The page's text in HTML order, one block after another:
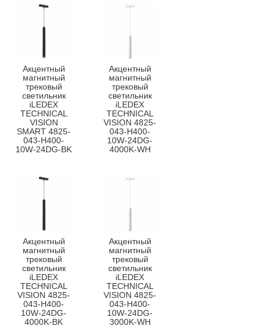
Акцентный
магнитный
трековый
светильник
iLEDEX
TECHNICAL
VISION
SMART 4825-
043-H400-
10W-24DG-BK
Акцентный
магнитный
трековый
светильник
iLEDEX
TECHNICAL
VISION 4825-
043-H400-
10W-24DG-
4000K-WH
Акцентный
магнитный
трековый
светильник
iLEDEX
TECHNICAL
VISION 4825-
043-H400-
10W-24DG-
4000K-BK
Акцентный
магнитный
трековый
светильник
iLEDEX
TECHNICAL
VISION 4825-
043-H400-
10W-24DG-
3000K-WH